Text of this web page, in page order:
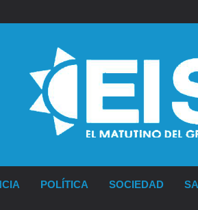
POLÍTICA SOCIEDAD